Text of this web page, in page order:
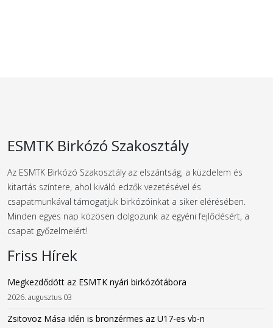
ESMTK Birkózó Szakosztály
Az ESMTK Birkózó Szakosztály az elszántság, a küzdelem és
kitartás színtere, ahol kiváló edzők vezetésével és
csapatmunkával támogatjuk birkózóinkat a siker elérésében.
Minden egyes nap közösen dolgozunk az egyéni fejlődésért, a
csapat győzelmeiért!
Friss Hírek
Megkezdődött az ESMTK nyári birkózótábora
2026. augusztus 03
Zsitovoz Mása idén is bronzérmes az U17-es vb-n